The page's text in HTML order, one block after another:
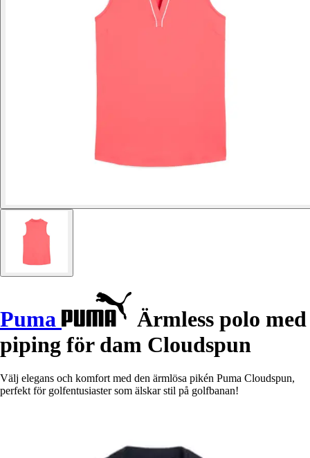
Puma
Ärmless polo med
piping för dam Cloudspun
Välj elegans och komfort med den ärmlösa pikén Puma Cloudspun,
perfekt för golfentusiaster som älskar stil på golfbanan!